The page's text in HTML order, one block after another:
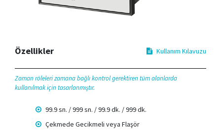
Özellikler Kullanım Kılavuzu
Zaman röleleri zamana bağlı kontrol gerektiren tüm alanlarda
kullanılmak için tasarlanmıştır.
99.9 sn. / 999 sn. / 99.9 dk. / 999 dk.
Çekmede Gecikmeli veya Flaşör